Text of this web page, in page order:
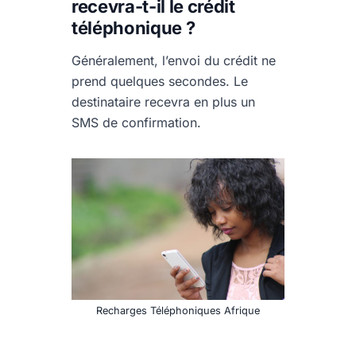
recevra-t-il le crédit
téléphonique ?
Généralement, l’envoi du crédit ne
prend quelques secondes. Le
destinataire recevra en plus un
SMS de confirmation.
Recharges Téléphoniques Afrique